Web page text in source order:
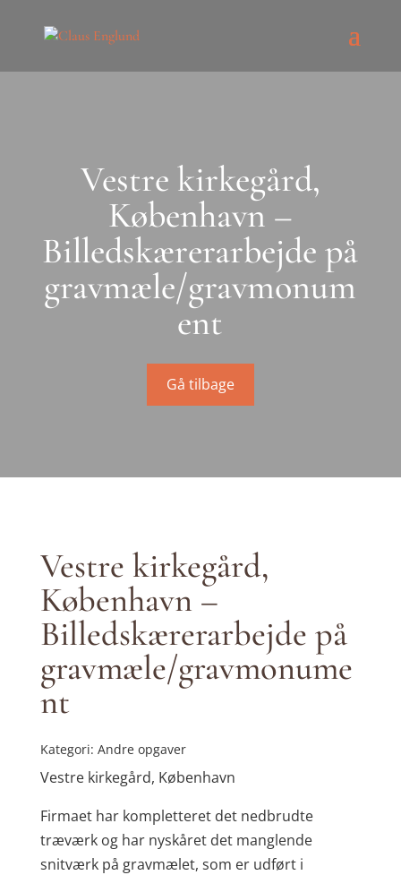
Vestre kirkegård,
København –
Billedskærerarbejde på
gravmæle/gravmonum
ent
Gå tilbage
Vestre kirkegård,
København –
Billedskærerarbejde på
gravmæle/gravmonume
nt
Kategori: Andre opgaver
Vestre kirkegård, København
Firmaet har kompletteret det nedbrudte
træværk og har nyskåret det manglende
snitværk på gravmælet, som er udført i